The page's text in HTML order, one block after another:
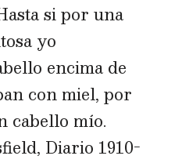
si por una
yo
encima de
con miel, por
cabello mío.
Diario 1910-